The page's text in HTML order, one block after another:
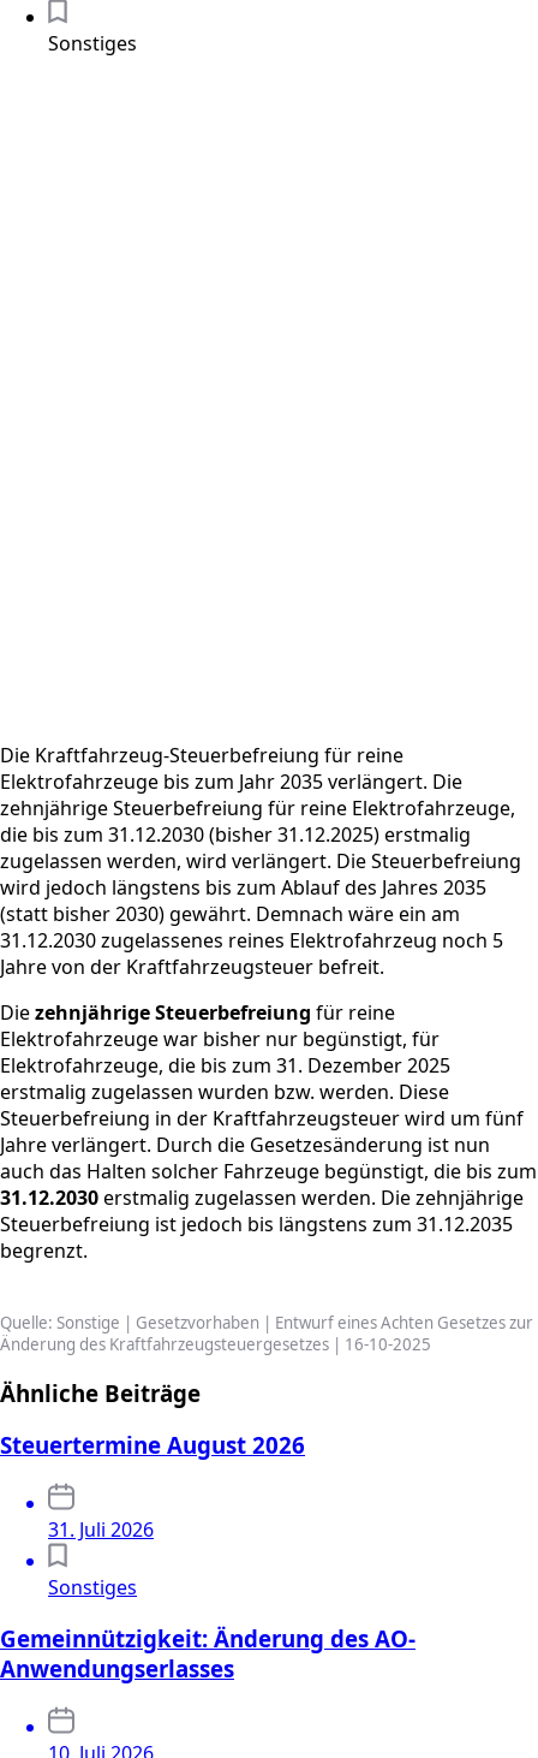
Sonstiges
Die Kraftfahrzeug-Steuerbefreiung für reine
Elektrofahrzeuge bis zum Jahr 2035 verlängert. Die
zehnjährige Steuerbefreiung für reine Elektrofahrzeuge,
die bis zum 31.12.2030 (bisher 31.12.2025) erstmalig
zugelassen werden, wird verlängert. Die Steuerbefreiung
wird jedoch längstens bis zum Ablauf des Jahres 2035
(statt bisher 2030) gewährt. Demnach wäre ein am
31.12.2030 zugelassenes reines Elektrofahrzeug noch 5
Jahre von der Kraftfahrzeugsteuer befreit.
Diezehnjährige Steuerbefreiung für reine
Elektrofahrzeuge war bisher nur begünstigt, für
Elektrofahrzeuge, die bis zum 31. Dezember 2025
erstmalig zugelassen wurden bzw. werden. Diese
Steuerbefreiung in der Kraftfahrzeugsteuer wird um fünf
Jahre verlängert. Durch die Gesetzesänderung ist nun
auch das Halten solcher Fahrzeuge begünstigt, die bis zum
31.12.2030erstmalig zugelassen werden. Die zehnjährige
Steuerbefreiung ist jedoch bis längstens zum 31.12.2035
begrenzt.
Quelle: Sonstige | Gesetzvorhaben | Entwurf eines Achten Gesetzes zur
Änderung des Kraftfahrzeugsteuergesetzes | 16-10-2025
Ähnliche Beiträge
Steuertermine August 2026
31. Juli 2026
Sonstiges
Gemeinnützigkeit: Änderung des AO-
Anwendungserlasses
10. Juli 2026